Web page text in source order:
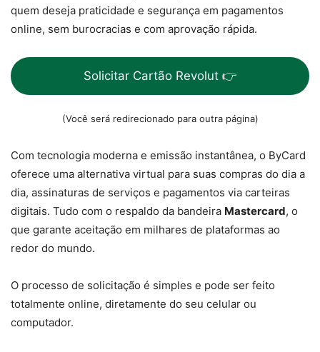
quem deseja praticidade e segurança em pagamentos
online, sem burocracias e com aprovação rápida.
Solicitar Cartão Revolut 👉
(Você será redirecionado para outra página)
Com tecnologia moderna e emissão instantânea, o ByCard
oferece uma alternativa virtual para suas compras do dia a
dia, assinaturas de serviços e pagamentos via carteiras
digitais. Tudo com o respaldo da bandeira Mastercard, o
que garante aceitação em milhares de plataformas ao
redor do mundo.
O processo de solicitação é simples e pode ser feito
totalmente online, diretamente do seu celular ou
computador.